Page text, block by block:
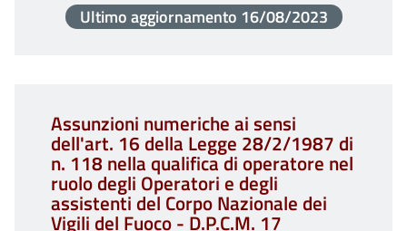
Ultimo aggiornamento 16/08/2023
Assunzioni numeriche ai sensi
dell'art. 16 della Legge 28/2/1987 di
n. 118 nella qualifica di operatore nel
ruolo degli Operatori e degli
assistenti del Corpo Nazionale dei
Vigili del Fuoco - D.P.C.M. 17